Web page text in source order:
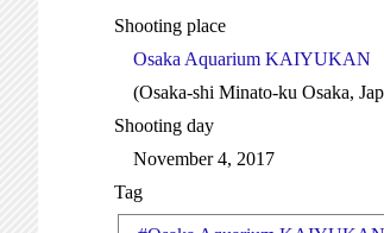
Shooting place
Osaka Aquarium KAIYUKAN
(Osaka-shi Minato-ku Osaka,
Shooting day
November 4, 2017
Tag